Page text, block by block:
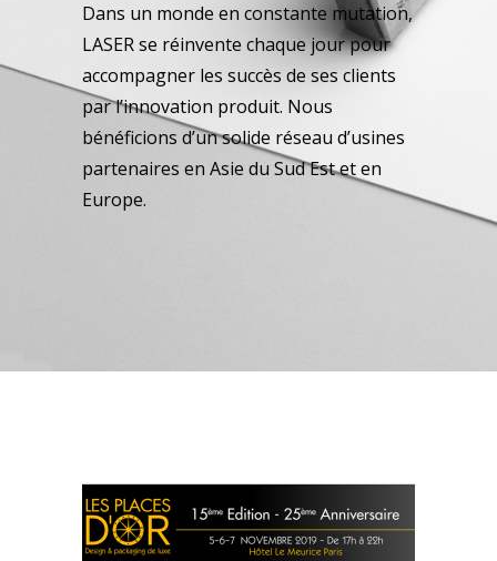
Dans un monde en constante mutation,
LASER se réinvente chaque jour pour
accompagner les succès de ses clients
par l’innovation produit. Nous
bénéficions d’un solide réseau d’usines
partenaires en Asie du Sud Est et en
Europe.